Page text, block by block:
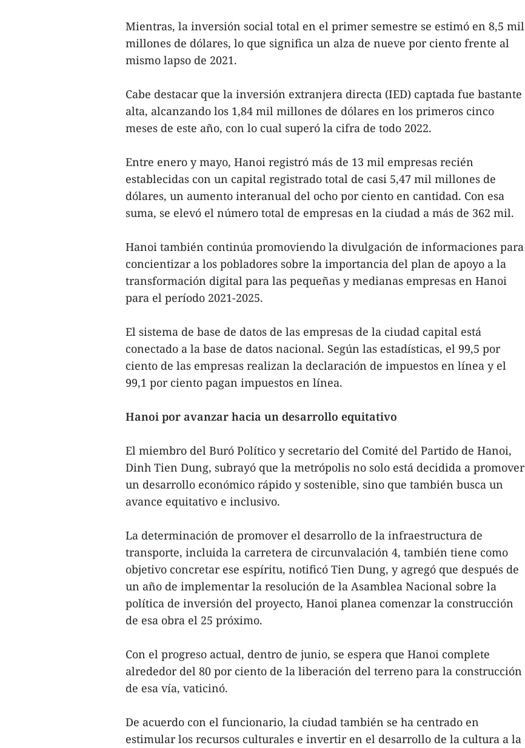
Mientras, la inversión social total en el primer semestre se estimó en 8,5 mil
millones de dólares, lo que significa un alza de nueve por ciento frente al
mismo lapso de 2021.
Cabe destacar que la inversión extranjera directa (IED) captada fue bastante
alta, alcanzando los 1,84 mil millones de dólares en los primeros cinco
meses de este año, con lo cual superó la cifra de todo 2022.
Entre enero y mayo, Hanoi registró más de 13 mil empresas recién
establecidas con un capital registrado total de casi 5,47 mil millones de
dólares, un aumento interanual del ocho por ciento en cantidad. Con esa
suma, se elevó el número total de empresas en la ciudad a más de 362 mil.
Hanoi también continúa promoviendo la divulgación de informaciones para
concientizar a los pobladores sobre la importancia del plan de apoyo a la
transformación digital para las pequeñas y medianas empresas en Hanoi
para el período 2021-2025.
El sistema de base de datos de las empresas de la ciudad capital está
conectado a la base de datos nacional. Según las estadísticas, el 99,5 por
ciento de las empresas realizan la declaración de impuestos en línea y el
99,1 por ciento pagan impuestos en línea.
Hanoi por avanzar hacia un desarrollo equitativo
El miembro del Buró Político y secretario del Comité del Partido de Hanoi,
Dinh Tien Dung, subrayó que la metrópolis no solo está decidida a promover
un desarrollo económico rápido y sostenible, sino que también busca un
avance equitativo e inclusivo.
La determinación de promover el desarrollo de la infraestructura de
transporte, incluida la carretera de circunvalación 4, también tiene como
objetivo concretar ese espíritu, notificó Tien Dung, y agregó que después de
un año de implementar la resolución de la Asamblea Nacional sobre la
política de inversión del proyecto, Hanoi planea comenzar la construcción
de esa obra el 25 próximo.
Con el progreso actual, dentro de junio, se espera que Hanoi complete
alrededor del 80 por ciento de la liberación del terreno para la construcción
de esa vía, vaticinó.
De acuerdo con el funcionario, la ciudad también se ha centrado en
estimular los recursos culturales e invertir en el desarrollo de la cultura a la